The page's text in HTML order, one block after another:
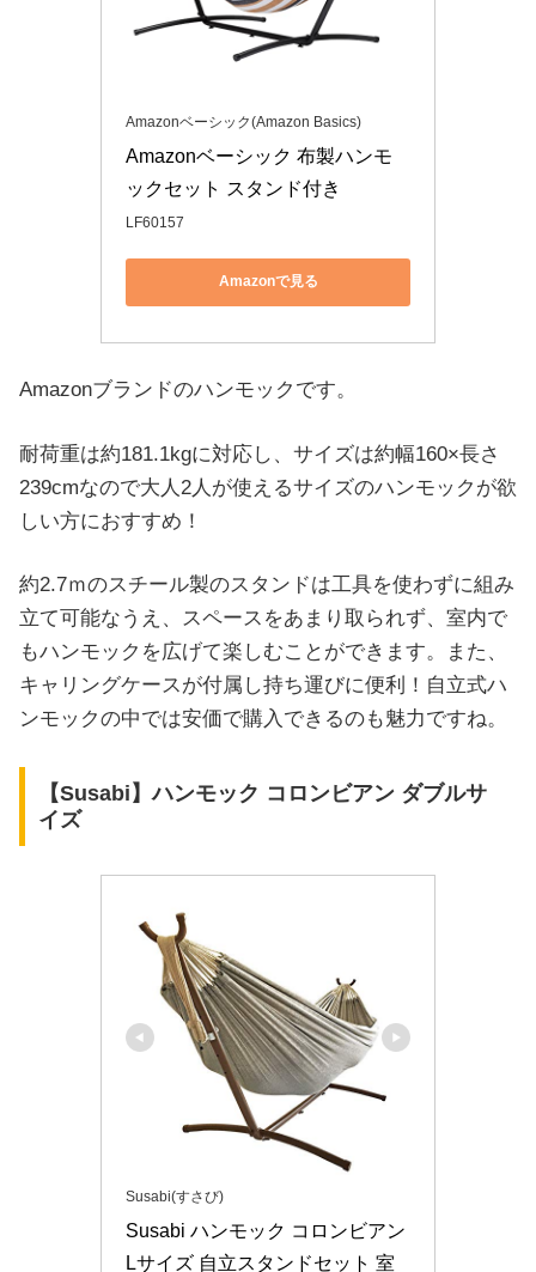
Amazonベーシック(Amazon Basics)
Amazonベーシック 布製ハンモ
ックセット スタンド付き
LF60157
Amazonで見る
Amazonブランドのハンモックです。
耐荷重は約181.1kgに対応し、サイズは約幅160×長さ
239cmなので大人2人が使えるサイズのハンモックが欲
しい方におすすめ！
約2.7ｍのスチール製のスタンドは工具を使わずに組み
立て可能なうえ、スペースをあまり取られず、室内で
もハンモックを広げて楽しむことができます。また、
キャリングケースが付属し持ち運びに便利！自立式ハ
ンモックの中では安価で購入できるのも魅力ですね。
【Susabi】ハンモック コロンビアン ダブルサ
イズ
Susabi(すさび)
Susabi ハンモック コロンビアン
Lサイズ 自立スタンドセット 室